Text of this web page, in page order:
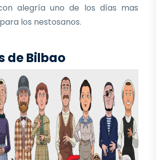
alegría uno de los días mas
los nestosanos.
de Bilbao